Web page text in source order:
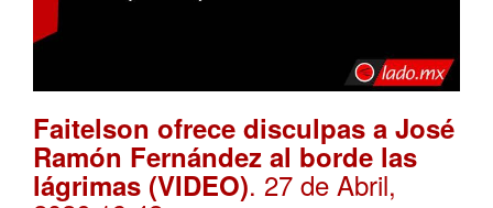
Faitelson ofrece disculpas a José
Ramón Fernández al borde las
lágrimas (VIDEO). 27 de Abril,